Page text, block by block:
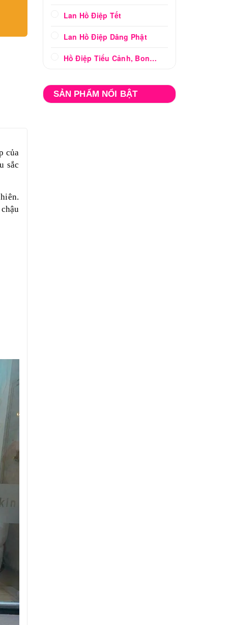
của
sắc
Lan Hồ Điệp Tết
Lan Hồ Điệp Dâng Phật
Hồ Điệp Tiểu Cảnh, Bonsai
SẢN PHẨM NỔI BẬT